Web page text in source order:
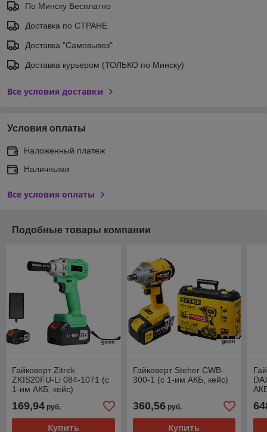
По Минску Бесплатно
Доставка по СТРАНЕ
Доставка "Самовывоз"
Доставка курьером (ТОЛЬКО по Минску)
Все условия доставки
Условия оплаты
Наложенный платеж
Наличными
Все условия оплаты
Подобные товары компании
Гайковерт Zitrek
ZKIS20FU-Li 084-1071 (с
1-им АКБ, кейс)
169,94 руб.
Купить
Гайковерт Steher CWB-
300-1 (с 1-им АКБ, кейс)
360,56руб.
Купить